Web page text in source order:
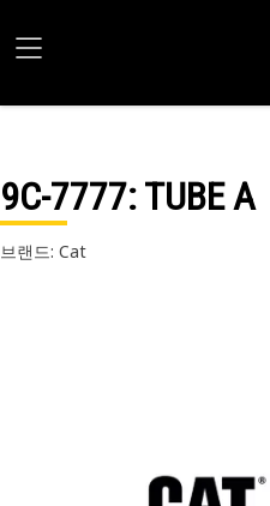
9C-7777: TUBE A
브랜드: Cat